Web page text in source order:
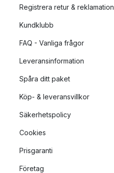
Registrera retur & reklamation
Kundklubb
FAQ - Vanliga frågor
Leveransinformation
Spåra ditt paket
Köp- & leveransvillkor
Säkerhetspolicy
Cookies
Prisgaranti
Företag